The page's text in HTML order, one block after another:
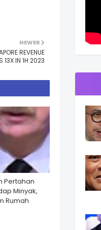
NEWER
REVENUE
13X IN 1H 2023
Pertahan
Minyak,
Rumah